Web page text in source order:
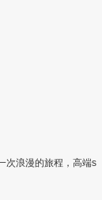
次浪漫的旅程，高端s